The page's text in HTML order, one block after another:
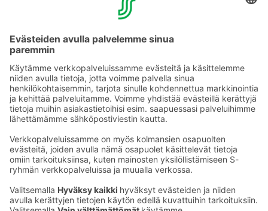
immateriaalioikeuksin suojattua materiaalia, tai
kopioi tekstiä, kuvia tai sisältöä suoraan muista
julkaisuista tai medioista
markkinoi tai mainosta tuotetta tai palvelua
lähetä samaa viestiä useampaan kertaan tai lisää
uudelleen jo poistettua viestiä
Ota yhteyttä
Hotellien yhteystiedot
Asiakaspalvelun yhteystiedot›
Palaute
Sokos Hotels uutiskirje
Tilaa uutiskirje
Saat Sokos Hotellien uusimmat
edut ja uutiset sähköpostiisi